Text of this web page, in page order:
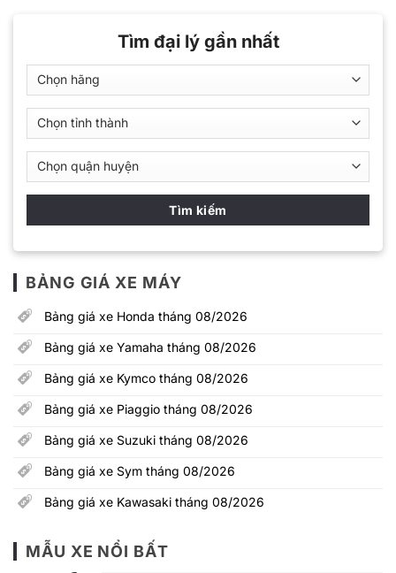
Tìm đại lý gần nhất
BẢNG GIÁ XE MÁY
Bảng giá xe Honda tháng 08/2026
Bảng giá xe Yamaha tháng 08/2026
Bảng giá xe Kymco tháng 08/2026
Bảng giá xe Piaggio tháng 08/2026
Bảng giá xe Suzuki tháng 08/2026
Bảng giá xe Sym tháng 08/2026
Bảng giá xe Kawasaki tháng 08/2026
MẪU XE NỔI BẤT